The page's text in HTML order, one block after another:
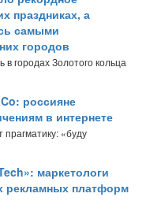
праздниках, а
самыми
городов
городах Золотого кольца
россияне
в интернете
«буду
маркетологи
рекламных платформ